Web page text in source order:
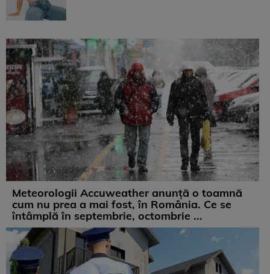
Meteorologii Accuweather anunță o toamnă
cum nu prea a mai fost, în România. Ce se
întâmplă în septembrie, octombrie ...